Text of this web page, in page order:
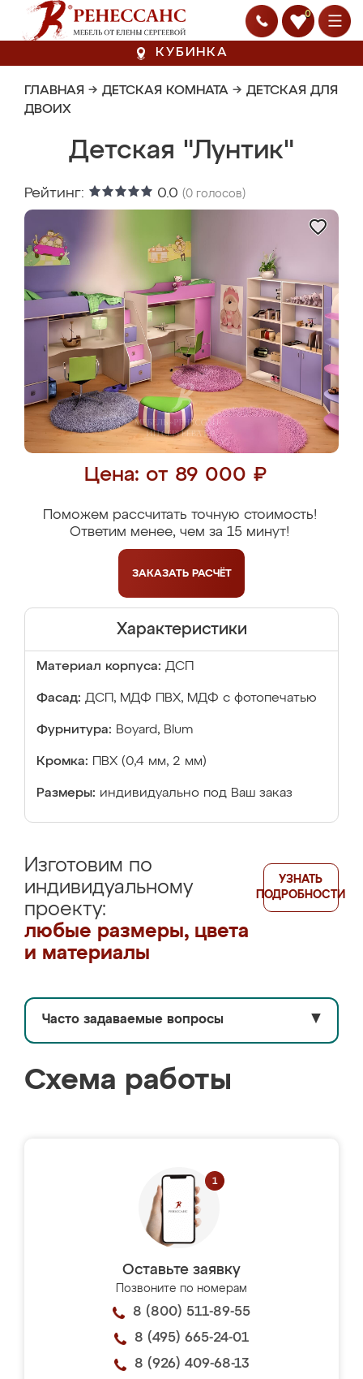
0
КУБИНКА
ГЛАВНАЯ → ДЕТСКАЯ КОМНАТА → ДЕТСКАЯ ДЛЯ
ДВОИХ
Детская "Лунтик"
Рейтинг: 0.0 (0 голосов)
Цена: от 89 000 ₽
Поможем рассчитать точную стоимость!
Ответим менее, чем за 15 минут!
ЗАКАЗАТЬ РАСЧЁТ
Характеристики
Материал корпуса: ДСП
Фасад: ДСП, МДФ ПВХ, МДФ с фотопечатью
Фурнитура: Boyard, Blum
Кромка: ПВХ (0,4 мм, 2 мм)
Размеры: индивидуально под Ваш заказ
Изготовим по
индивидуальному
проекту:
любые размеры, цвета
и материалы
УЗНАТЬ
ПОДРОБНОСТИ
Часто задаваемые вопросы ▼
Схема работы
Оставьте заявку
Позвоните по номерам
8 (800) 511-89-55
8 (495) 665-24-01
8 (926) 409-68-13